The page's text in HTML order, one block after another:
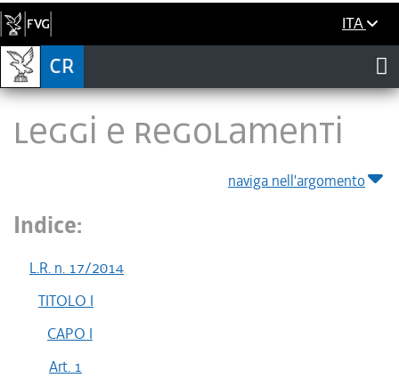
ITA
LEGGI E REGOLAMENTI
naviga nell'argomento
Indice:
L.R. n. 17/2014
TITOLO I
CAPO I
Art. 1